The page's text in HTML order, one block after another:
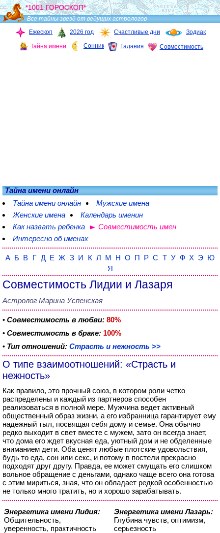
*1001 ГОРОСКОП*
Все тайны звезд от ведущих астрологов
Ежескоп
2026 год Счастливые дни Зодиак
Тайна имени Сонник Гадания Совместимость
Тайна имени онлайн
Тайна имени онлайн
Мужские имена
Женские имена
Календарь именин
Как назвать ребенка
Совместимость имен
Интересно об именах
А Б В Г Д Е Ж З И К Л М Н О П Р С Т У Ф Х Э Ю
Я
Совместимость Лидии и Лазаря
Астролог Марина Успенская
• Совместимость в любви: 80%
• Совместимость в браке: 100%
• Тип отношений: Страсть и нежность >>
О типе взаимоотношений: «Страсть и
нежность»
Как правило, это прочный союз, в котором роли четко
распределены и каждый из партнеров способен
реализоваться в полной мере. Мужчина ведет активный
общественный образ жизни, а его избранница гарантирует ему
надежный тыл, посвящая себя дому и семье. Она обычно
редко выходит в свет вместе с мужем, зато он всегда знает,
что дома его ждет вкусная еда, уютный дом и не обделенные
вниманием дети. Оба ценят любые плотские удовольствия,
будь то еда, сон или секс, и потому в постели прекрасно
подходят друг другу. Правда, ее может смущать его слишком
вольное обращение с деньгами, однако чаще всего она готова
с этим мириться, зная, что он обладает редкой особенностью
не только много тратить, но и хорошо зарабатывать.
Энергетика имени Лидия:
Общительность,
уверенность, практичность
Энергетика имени Лазарь:
Глубина чувств, оптимизм,
серьезность